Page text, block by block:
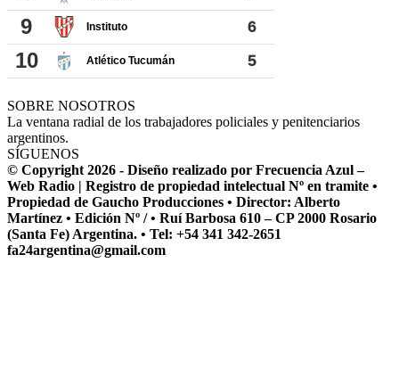
SOBRE NOSOTROS
La ventana radial de los trabajadores policiales y penitenciarios
argentinos.
SÍGUENOS
© Copyright 2026 - Diseño realizado por Frecuencia Azul –
Web Radio | Registro de propiedad intelectual Nº en tramite •
Propiedad de Gaucho Producciones • Director: Alberto
Martínez • Edición Nº / • Ruí Barbosa 610 – CP 2000 Rosario
(Santa Fe) Argentina. • Tel: +54 341 342-2651
fa24argentina@gmail.com